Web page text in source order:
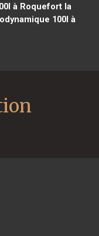
à Roquefort la
100l à